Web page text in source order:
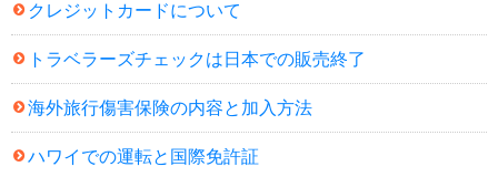
クレジットカードについて
トラベラーズチェックは日本での販売終了
海外旅行傷害保険の内容と加入方法
ハワイでの運転と国際免許証